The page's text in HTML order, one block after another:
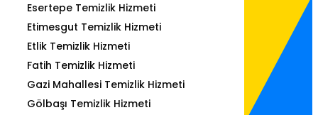
Esertepe Temizlik Hizmeti
Etimesgut Temizlik Hizmeti
Etlik Temizlik Hizmeti
Fatih Temizlik Hizmeti
Gazi Mahallesi Temizlik Hizmeti
Gölbaşı Temizlik Hizmeti